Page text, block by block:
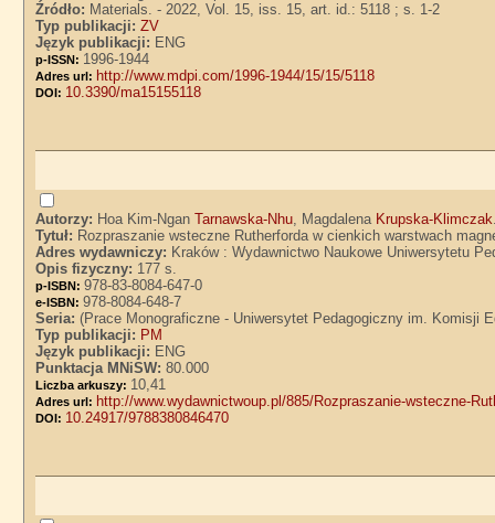
Źródło: Materials. - 2022, Vol. 15, iss. 15, art. id.: 5118 ; s. 1-2
Typ publikacji:ZV
Język publikacji: ENG
p-ISSN: 1996-1944
Adres url: http://www.mdpi.com/1996-1944/15/15/5118
DOI: 10.3390/ma15155118
Autorzy: Hoa Kim-NganTarnawska-Nhu, Magdalena Krupska-Klimczak
Tytuł: Rozpraszanie wsteczne Rutherforda w cienkich warstwach
Adres wydawniczy: Kraków : Wydawnictwo Naukowe Uniwersytetu
Opis fizyczny: 177 s.
p-ISBN:978-83-8084-647-0
e-ISBN:978-8084-648-7
Seria:(Prace Monograficzne - Uniwersytet Pedagogiczny im. Komisji
Typ publikacji: PM
Język publikacji: ENG
Punktacja MNiSW:80.000
Liczba arkuszy: 10,41
Adres url: http://www.wydawnictwoup.pl/885/Rozpraszanie-wsteczne-
DOI: 10.24917/9788380846470